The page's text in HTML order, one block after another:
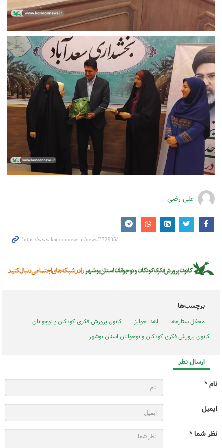
علی رضی
برچسب‌ها
محفل ستاره‌ها اهدا جوایز
کانون پرورش فکری کودکان و نوجوانان
کانون پرورش فکری کودکان و نوجوانان استان بوشهر
ارسال نظر
نام *
ایمیل
نظر شما *